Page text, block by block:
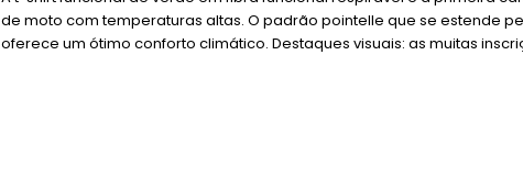
de moto com temperaturas altas. O padrão pointelle que se estende
oferece um ótimo conforto climático. Destaques visuais: as muitas